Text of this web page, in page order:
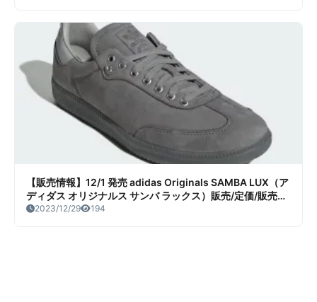
【販売情報】12/1 発売 adidas Originals SAMBA LUX（ア
ディダス オリジナルス サンバ ラックス）販売/定価/販売店
舗まとめ
2023/12/29 194